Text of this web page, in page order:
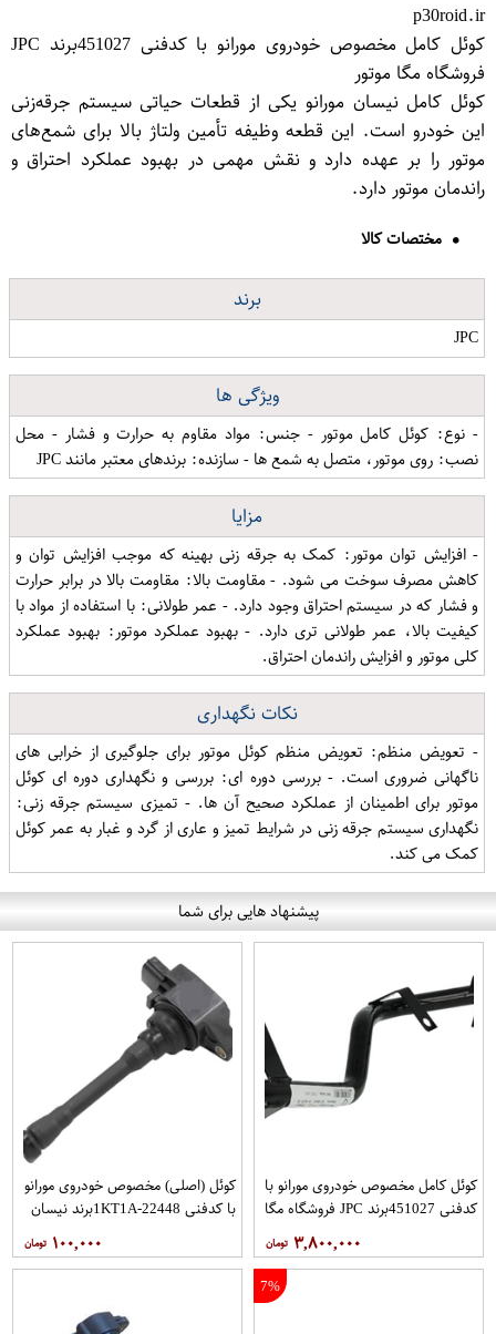
p30roid.ir
کوئل کامل مخصوص خودروی مورانو با کدفنی 451027برند JPC
فروشگاه مگا موتور
کوئل کامل نیسان مورانو یکی از قطعات حیاتی سیستم جرقه‌زنی
این خودرو است. این قطعه وظیفه تأمین ولتاژ بالا برای شمع‌های
موتور را بر عهده دارد و نقش مهمی در بهبود عملکرد احتراق و
راندمان موتور دارد.
مختصات کالا
برند
JPC
ویژگی ها
- نوع: کوئل کامل موتور - جنس: مواد مقاوم به حرارت و فشار - محل
نصب: روی موتور، متصل به شمع ها - سازنده: برندهای معتبر مانند JPC
مزایا
- افزایش توان موتور: کمک به جرقه زنی بهینه که موجب افزایش توان و
کاهش مصرف سوخت می شود. - مقاومت بالا: مقاومت بالا در برابر حرارت
و فشار که در سیستم احتراق وجود دارد. - عمر طولانی: با استفاده از مواد با
کیفیت بالا، عمر طولانی تری دارد. - بهبود عملکرد موتور: بهبود عملکرد
کلی موتور و افزایش راندمان احتراق.
نکات نگهداری
- تعویض منظم: تعویض منظم کوئل موتور برای جلوگیری از خرابی های
ناگهانی ضروری است. - بررسی دوره ای: بررسی و نگهداری دوره ای کوئل
موتور برای اطمینان از عملکرد صحیح آن ها. - تمیزی سیستم جرقه زنی:
نگهداری سیستم جرقه زنی در شرایط تمیز و عاری از گرد و غبار به عمر کوئل
کمک می کند.
پیشنهاد هایی برای شما
کوئل کامل مخصوص خودروی مورانو با
کدفنی 451027برند JPC فروشگاه مگا
۳,۸۰۰,۰۰۰
کوئل (اصلی) مخصوص خودروی مورانو
با کدفنی 22448-1KT1Aبرند نیسان
۱۰۰,۰۰۰
7%